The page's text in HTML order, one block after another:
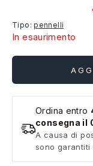
Tipo:pennelli
In esaurimento
Ordina entro
consegna il
A causa di
sono garantiti